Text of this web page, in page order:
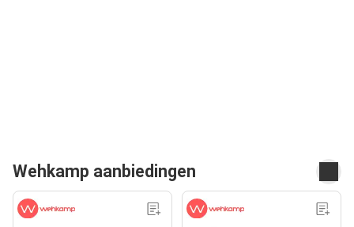
Wehkamp aanbiedingen